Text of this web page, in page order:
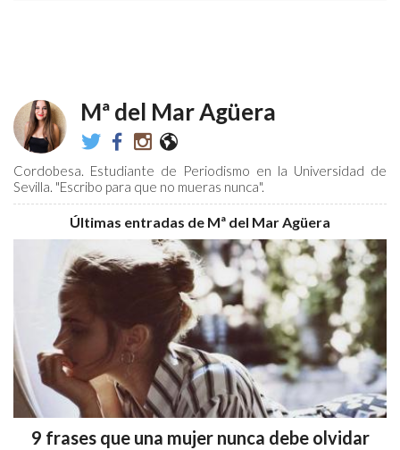
Mª del Mar Agüera
@bvbrokendreams
mariadelmar.aguera.5
bvbrokendreams
https://
Cordobesa. Estudiante de Periodismo en la Universidad de
Sevilla. "Escribo para que no mueras nunca".
Últimas entradas de Mª del Mar Agüera
9 frases que una mujer nunca debe olvidar